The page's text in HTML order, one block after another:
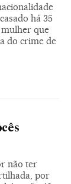
há 35
que
do crime de
não ter
por